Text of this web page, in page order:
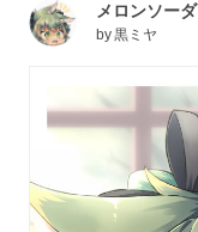
メロンソーダ
by黒ミヤ